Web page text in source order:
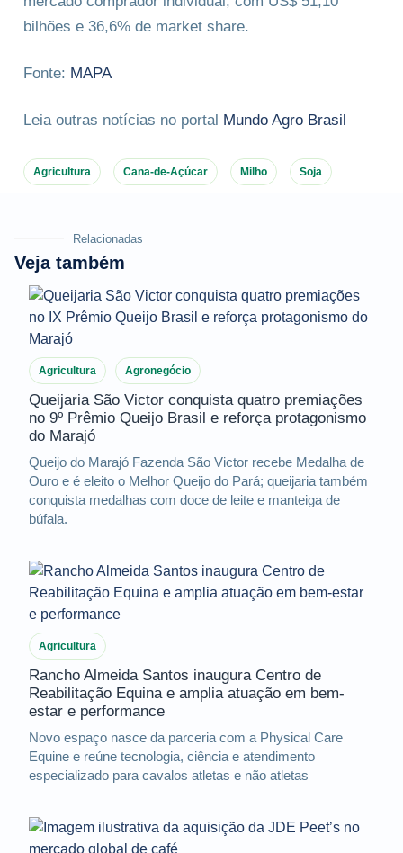
bilhões e 36,6% de market share.
Fonte: MAPA
Leia outras notícias no portal Mundo Agro Brasil
Agricultura Cana-de-Açúcar Milho Soja
Relacionadas
Veja também
Agricultura Agronegócio
Queijaria São Victor conquista quatro premiações
no 9º Prêmio Queijo Brasil e reforça protagonismo
do Marajó
Queijo do Marajó Fazenda São Victor recebe Medalha de
Ouro e é eleito o Melhor Queijo do Pará; queijaria também
conquista medalhas com doce de leite e manteiga de
búfala.
Agricultura
Rancho Almeida Santos inaugura Centro de
Reabilitação Equina e amplia atuação em bem-
estar e performance
Novo espaço nasce da parceria com a Physical Care
Equine e reúne tecnologia, ciência e atendimento
especializado para cavalos atletas e não atletas